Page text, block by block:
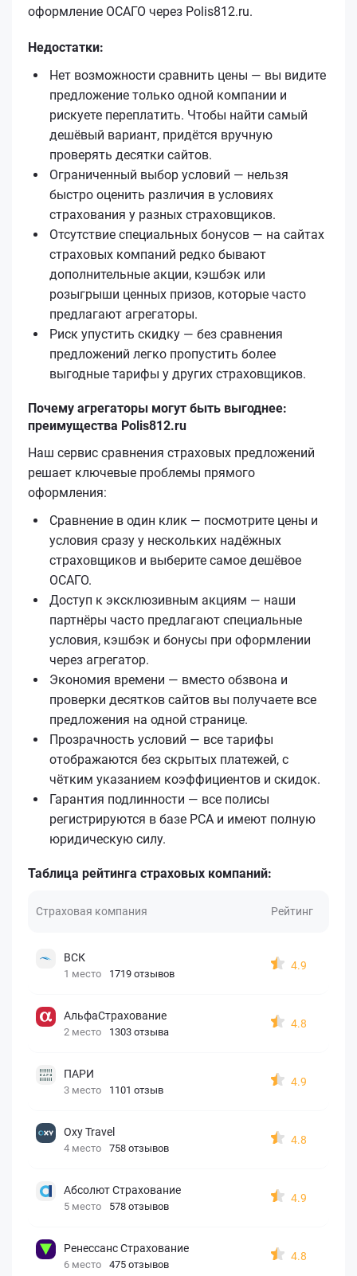
оформление ОСАГО через Polis812.ru.
Недостатки:
Нет возможности сравнить цены — вы видите
предложение только одной компании и
рискуете переплатить. Чтобы найти самый
дешёвый вариант, придётся вручную
проверять десятки сайтов.
Ограниченный выбор условий — нельзя
быстро оценить различия в условиях
страхования у разных страховщиков.
Отсутствие специальных бонусов — на сайтах
страховых компаний редко бывают
дополнительные акции, кэшбэк или
розыгрыши ценных призов, которые часто
предлагают агрегаторы.
Риск упустить скидку — без сравнения
предложений легко пропустить более
выгодные тарифы у других страховщиков.
Почему агрегаторы могут быть выгоднее:
преимущества Polis812.ru
Наш сервис сравнения страховых предложений
решает ключевые проблемы прямого
оформления:
Сравнение в один клик — посмотрите цены и
условия сразу у нескольких надёжных
страховщиков и выберите самое дешёвое
ОСАГО.
Доступ к эксклюзивным акциям — наши
партнёры часто предлагают специальные
условия, кэшбэк и бонусы при оформлении
через агрегатор.
Экономия времени — вместо обзвона и
проверки десятков сайтов вы получаете все
предложения на одной странице.
Прозрачность условий — все тарифы
отображаются без скрытых платежей, с
чётким указанием коэффициентов и скидок.
Гарантия подлинности — все полисы
регистрируются в базе РСА и имеют полную
юридическую силу.
Таблица рейтинга страховых компаний:
Страховая компания Рейтинг
ВСК
1 место 1719 отзывов
4.9
АльфаСтрахование
2 место 1303 отзыва
4.8
ПАРИ
3 место 1101 отзыв
4.9
Oxy Travel
4 место 758 отзывов
4.8
Абсолют Страхование
5 место 578 отзывов
4.9
Ренессанс Страхование
6 место 475 отзывов
4.8